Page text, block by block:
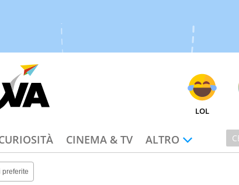
LOL
CINEMA & TV ALTRO
preferite